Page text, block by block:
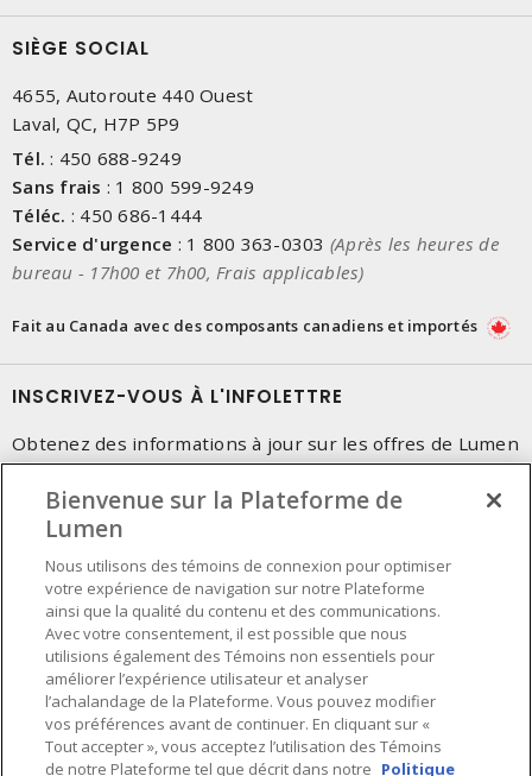
SIÈGE SOCIAL
4655, Autoroute 440 Ouest
Laval, QC, H7P 5P9
Tél. : 450 688-9249
Sans frais : 1 800 599-9249
Téléc. : 450 686-1444
Service d'urgence : 1 800 363-0303 (Après les heures de
bureau - 17h00 et 7h00, Frais applicables)
Fait au Canada avec des composants canadiens et importés
INSCRIVEZ-VOUS À L'INFOLETTRE
Obtenez des informations à jour sur les offres de Lumen
Bienvenue sur la Plateforme de
Lumen
Nous utilisons des témoins de connexion pour optimiser
votre expérience de navigation sur notre Plateforme
ainsi que la qualité du contenu et des communications.
Avec votre consentement, il est possible que nous
utilisions également des Témoins non essentiels pour
améliorer l’expérience utilisateur et analyser
l’achalandage de la Plateforme. Vous pouvez modifier
vos préférences avant de continuer. En cliquant sur «
Tout accepter », vous acceptez l’utilisation des Témoins
de notre Plateforme tel que décrit dans notre Politique